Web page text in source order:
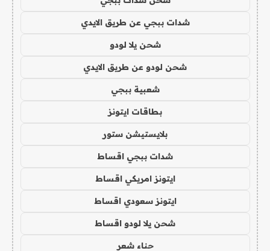
شدات ببجي عن طريق الايدي
شحن يلا لودو
شحن لودو عن طريق الايدي
شعبية ببجي
بطاقات ايتونز
بلايستيشن ستور
شدات ببجي اقساط
ايتونز امريكي اقساط
ايتونز سعودي اقساط
شحن يلا لودو اقساط
حناء شعر